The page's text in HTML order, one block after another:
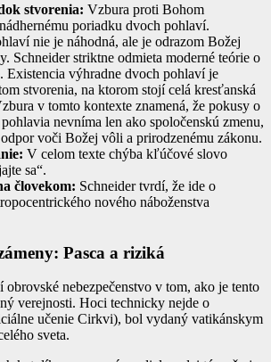
stvorenia: Vzbura proti Bohom
poriadku dvoch pohlaví.
nie je náhodná, ale je odrazom Božej
Schneider striktne odmieta moderné teórie o
Existencia výhradne dvoch pohlaví je
stvorenia, na ktorom stojí celá kresťanská
v tomto kontexte znamená, že pokusy o
nevníma len ako spoločenskú zmenu,
voči Božej vôli a prirodzenému zákonu.
V celom texte chýba kľúčové slovo
sa“.
človekom: Schneider tvrdí, že ide o
nového náboženstva
Pasca a riziká
nebezpečenstvo v tom, ako je tento
verejnosti. Hoci technicky nejde o
učenie Cirkvi), bol vydaný vatikánskym
sveta.